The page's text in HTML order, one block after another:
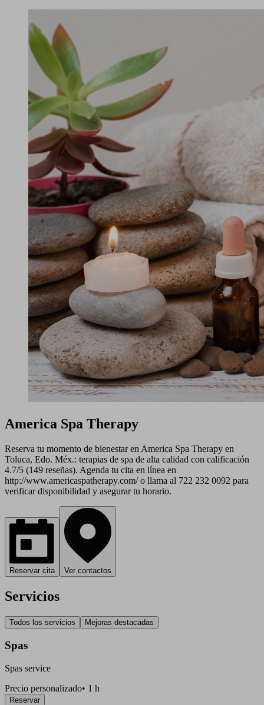
America Spa Therapy
Reserva tu momento de bienestar en America Spa Therapy en
Toluca, Edo. Méx.: terapias de spa de alta calidad con calificación
4.7/5 (149 reseñas). Agenda tu cita en línea en
http://www.americaspatherapy.com/ o llama al 722 232 0092 para
verificar disponibilidad y asegurar tu horario.
Reservar cita Ver contactos
Servicios
Todos los servicios Mejoras destacadas
Spas
Spas service
Precio personalizado• 1 h
Reservar